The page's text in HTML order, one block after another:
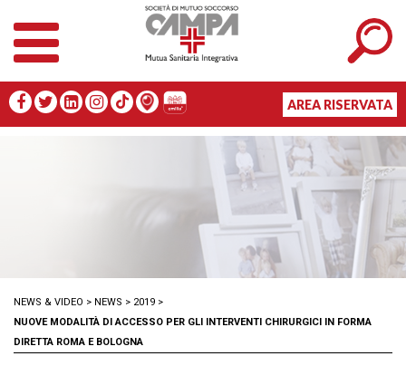
AREA RISERVATA
NEWS & VIDEO > NEWS > 2019 >
NUOVE MODALITÀ DI ACCESSO PER GLI INTERVENTI CHIRURGICI IN FORMA
DIRETTA ROMA E BOLOGNA